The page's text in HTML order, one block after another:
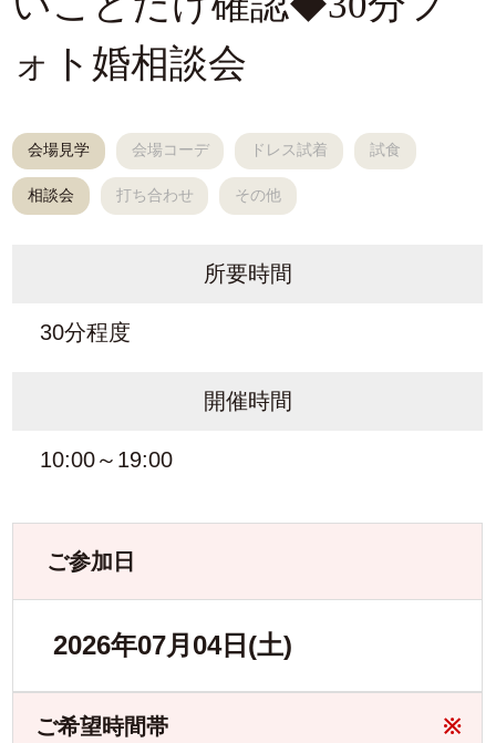
ォト婚相談会
会場見学 会場コーデ ドレス試着 試食
相談会 打ち合わせ その他
所要時間
30分程度
開催時間
10:00～19:00
ご参加日
2026年07月04日(土)
ご希望時間帯 ※